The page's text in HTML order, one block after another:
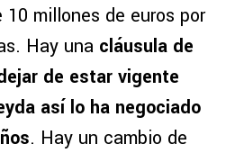
millones de euros por
Hay una cláusula de
de estar vigente
así lo ha negociado
. Hay un cambio de